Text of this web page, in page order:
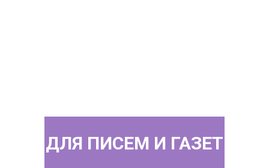
ДЛЯ ПИСЕМ И ГАЗЕТ